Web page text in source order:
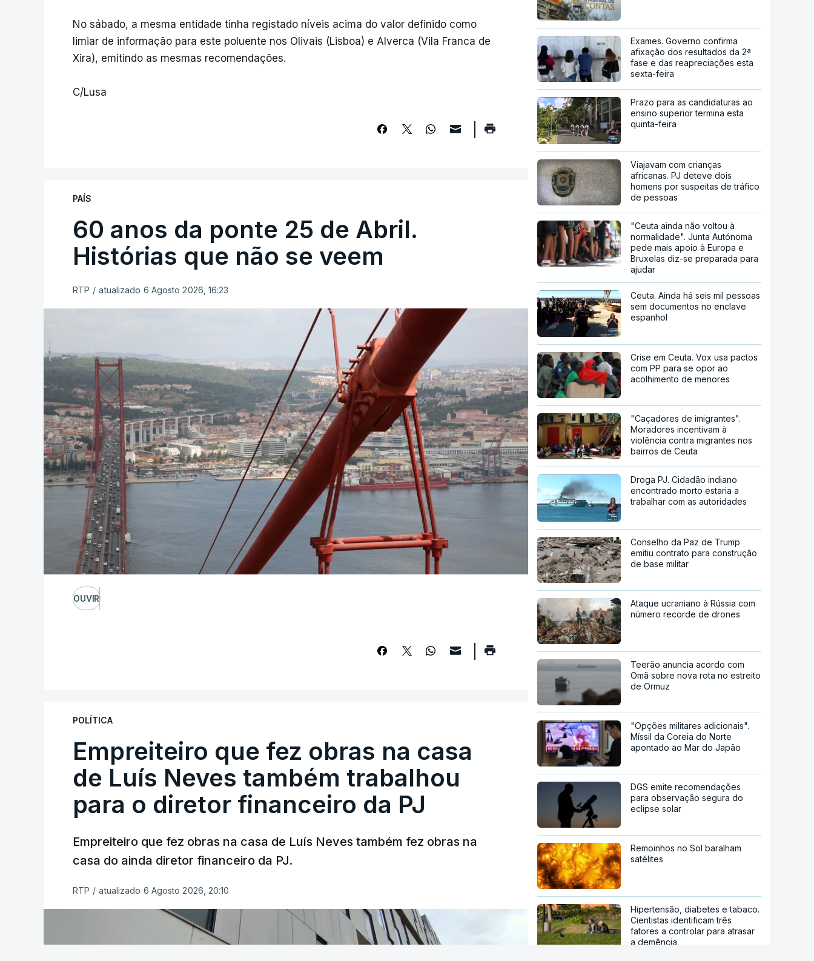
No sábado, a mesma entidade tinha registado níveis acima do valor definido como
limiar de informação para este poluente nos Olivais (Lisboa) e Alverca (Vila Franca de
Xira), emitindo as mesmas recomendações.
C/Lusa
PAÍS
60 anos da ponte 25 de Abril.
Histórias que não se veem
RTP / atualizado 6 Agosto 2026, 16:23
OUVIR
POLÍTICA
Empreiteiro que fez obras na casa
de Luís Neves também trabalhou
para o diretor financeiro da PJ
Empreiteiro que fez obras na casa de Luís Neves também fez obras na
casa do ainda diretor financeiro da PJ.
RTP / atualizado 6 Agosto 2026, 20:10
Exames. Governo confirma
afixação dos resultados da 2ª
fase e das reapreciações esta
sexta-feira
Prazo para as candidaturas ao
ensino superior termina esta
quinta-feira
Viajavam com crianças
africanas. PJ deteve dois
homens por suspeitas de tráfico
de pessoas
"Ceuta ainda não voltou à
normalidade". Junta Autónoma
pede mais apoio à Europa e
Bruxelas diz-se preparada para
ajudar
Ceuta. Ainda há seis mil pessoas
sem documentos no enclave
espanhol
Crise em Ceuta. Vox usa pactos
com PP para se opor ao
acolhimento de menores
"Caçadores de imigrantes".
Moradores incentivam à
violência contra migrantes nos
bairros de Ceuta
Droga PJ. Cidadão indiano
encontrado morto estaria a
trabalhar com as autoridades
Conselho da Paz de Trump
emitiu contrato para construção
de base militar
Ataque ucraniano à Rússia com
número recorde de drones
Teerão anuncia acordo com
Omã sobre nova rota no estreito
de Ormuz
"Opções militares adicionais".
Míssil da Coreia do Norte
apontado ao Mar do Japão
DGS emite recomendações
para observação segura do
eclipse solar
Remoinhos no Sol baralham
satélites
Hipertensão, diabetes e tabaco.
Cientistas identificam três
fatores a controlar para atrasar
a demência